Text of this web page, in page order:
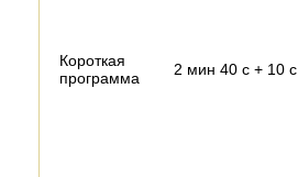
Короткая
программа
2 мин 40 с + 10 с